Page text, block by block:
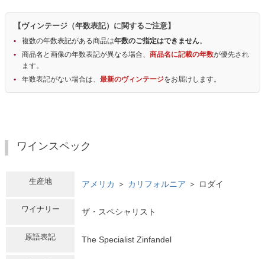
【ヴィンテージ（年数表記）に関するご注意】
複数の年数表記がある商品は年数のご指定はできません。
商品名と画像の年数表記が異なる場合、 商品名に記載の年数が優先され
ます。
年数表記がない場合は、 最新のヴィンテージをお届けします。
ワインスペック
生産地 アメリカ ＞ カリフォルニア ＞ ロダイ
ワイナリー ザ・スペシャリスト
原語表記 The Specialist Zinfandel